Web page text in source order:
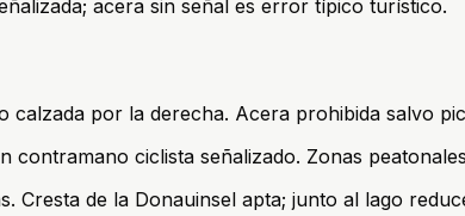
acera sin señal es error típico turístico.
calzada por la derecha. Acera prohibida salvo
contramano ciclista señalizado. Zonas
Cresta de la Donauinsel apta; junto al lago